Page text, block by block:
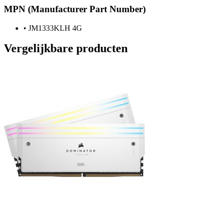
MPN (Manufacturer Part Number)
• JM1333KLH 4G
Vergelijkbare producten